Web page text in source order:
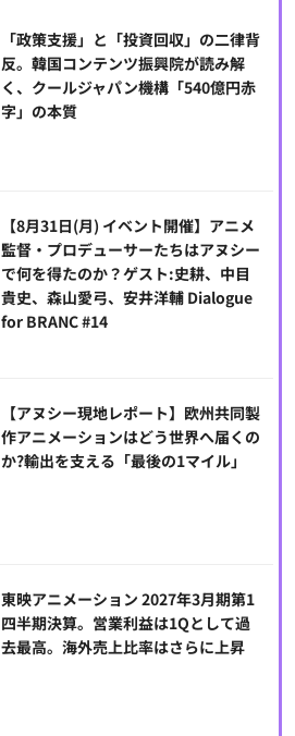
「政策支援」と「投資回収」の二律背
反。韓国コンテンツ振興院が読み解
く、クールジャパン機構「540億円赤
字」の本質
【8月31日(月) イベント開催】アニメ
監督・プロデューサーたちはアヌシー
で何を得たのか？ゲスト:史耕、中目
貴史、森山愛弓、安井洋輔 Dialogue
for BRANC #14
【アヌシー現地レポート】欧州共同製
作アニメーションはどう世界へ届くの
か?輸出を支える「最後の1マイル」
東映アニメーション 2027年3月期第1
四半期決算。営業利益は1Qとして過
去最高。海外売上比率はさらに上昇